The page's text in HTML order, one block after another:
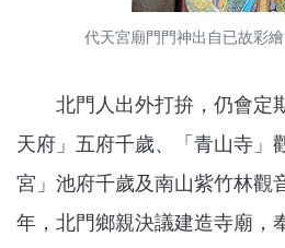
代天宮廟門門神出自已故彩繪
北門人出外打拚，仍會定
天府」五府千歲、「青山寺」
宮」池府千歲及南山紫竹林觀
年，北門鄉親決議建造寺廟，